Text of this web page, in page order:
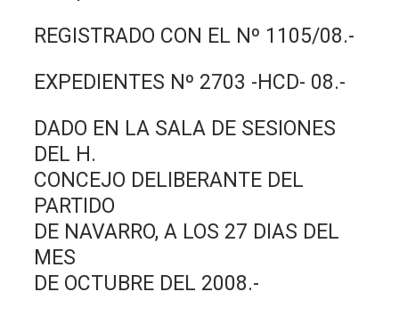
REGISTRADO CON EL Nº 1105/08.-
EXPEDIENTES Nº 2703 -HCD- 08.-
DADO EN LA SALA DE SESIONES
DEL H.
CONCEJO DELIBERANTE DEL
PARTIDO
DE NAVARRO, A LOS 27 DIAS DEL
MES
DE OCTUBRE DEL 2008.-